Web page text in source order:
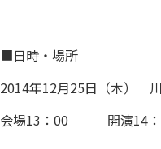
■日時・場所
2014年12月25日（木）
会場13：00 開演14